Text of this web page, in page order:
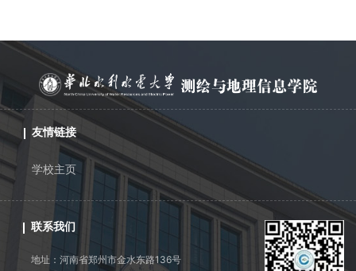
友情链接
学校主页
联系我们
地址：河南省郑州市金水东路136号